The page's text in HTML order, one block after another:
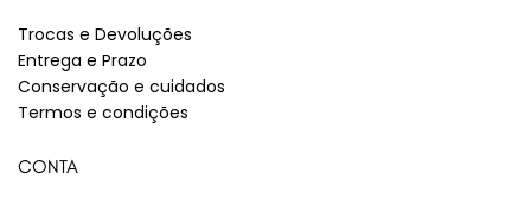
Trocas e Devoluções
Entrega e Prazo
Conservação e cuidados
Termos e condições
CONTA